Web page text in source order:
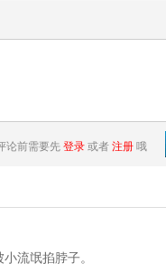
论前需要先 登录 或者 注册 哦
流氓掐脖子。